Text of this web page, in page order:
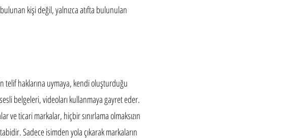
kişi değil, yalnızca atıfta bulunulan
telif haklarına uymaya, kendi oluşturduğu
belgeleri, videoları kullanmaya gayret eder.
ticari markalar, hiçbir sınırlama olmaksızın
Sadece isimden yola çıkarak markaların